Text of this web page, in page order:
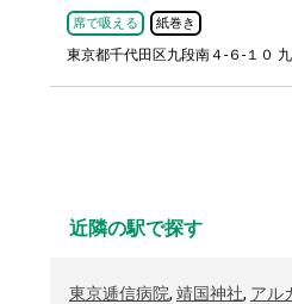
席で吸える 紙巻き
東京都千代田区九段南４-６-１０
近隣の駅で探す
東京逓信病院, 靖国神社, アル